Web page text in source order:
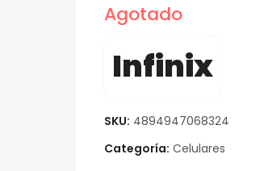
Agotado
Infinix
SKU: 4894947068324
Categoría: Celulares